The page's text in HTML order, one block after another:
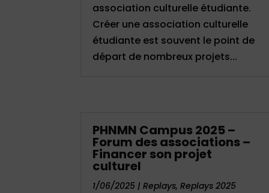
association culturelle étudiante.
Créer une association culturelle
étudiante est souvent le point de
départ de nombreux projets...
PHNMN Campus 2025 –
Forum des associations –
Financer son projet
culturel
1/06/2025 |Replays,Replays 2025